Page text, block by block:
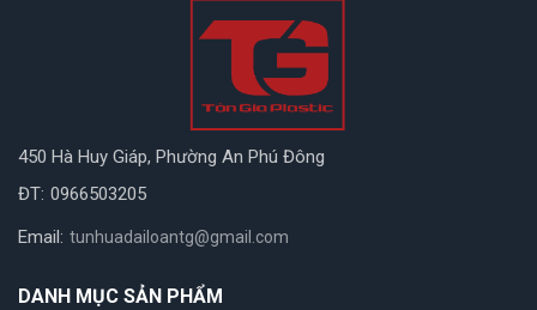
450 Hà Huy Giáp, Phường An Phú Đông
ĐT: 0966503205
Email: tunhuadailoantg@gmail.com
DANH MỤC SẢN PHẨM